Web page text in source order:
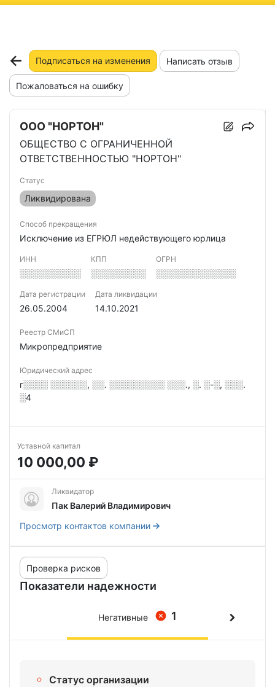
Подписаться на изменения Написать отзыв
Пожаловаться на ошибку
ООО "НОРТОН"
ОБЩЕСТВО С ОГРАНИЧЕННОЙ
ОТВЕТСТВЕННОСТЬЮ "НОРТОН"
Статус
Ликвидирована
Способ прекращения
Исключение из ЕГРЮЛ недействующего юрлица
ИНН
░░░░░░░░░░
КПП
░░░░░░░░░
ОГРН
░░░░░░░░░░░░░
Дата регистрации
26.05.2004
Дата ликвидации
14.10.2021
Реестр СМиСП
Микропредприятие
Юридический адрес
г░░░░ ░░░░░░, ░░. ░░░░░░░░░ ░░░., ░. ░-░, ░░░.
░4
Уставной капитал
10 000,00 ₽
Ликвидатор
Пак Валерий Владимирович
Просмотр контактов компании
Показатели надежности
Проверка рисков
1
Негативные
Статус организации